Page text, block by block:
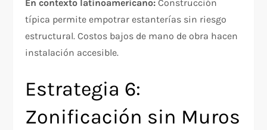
En contexto latinoamericano: Construcción
típica permite empotrar estanterías sin riesgo
estructural. Costos bajos de mano de obra hacen
instalación accesible.
Estrategia 6:
Zonificación sin Muros